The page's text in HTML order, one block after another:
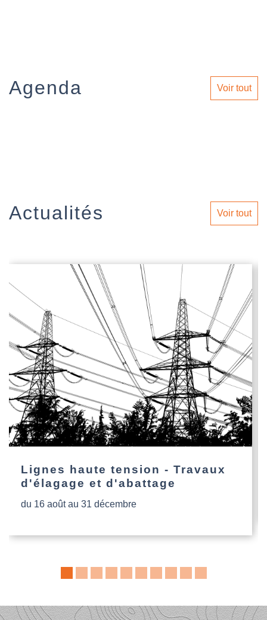
Agenda Voir tout
Actualités Voir tout
Lignes haute tension - Travaux
d'élagage et d'abattage
du 16 août au 31 décembre